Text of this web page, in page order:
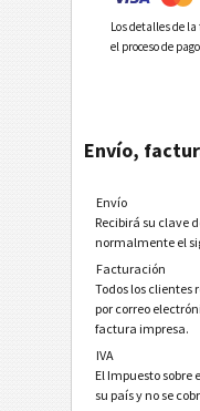
Los detalles de
el proceso de
Envío,
Envío
Recibirá su clave
normalmente el
Facturación
Todos los clientes
por correo
factura impresa.
IVA
El Impuesto sobre
su país y no se